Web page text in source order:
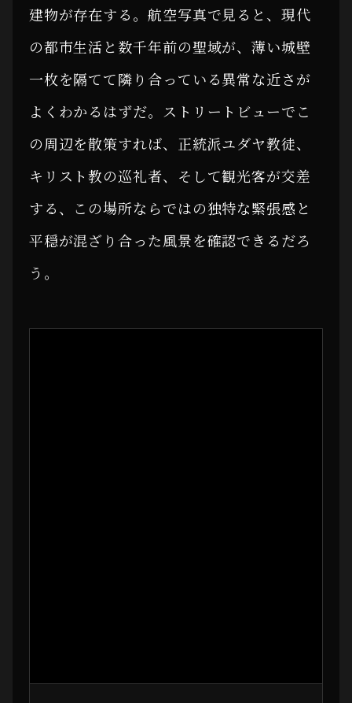
建物が存在する。航空写真で見ると、現代
の都市生活と数千年前の聖域が、薄い城壁
一枚を隔てて隣り合っている異常な近さが
よくわかるはずだ。ストリートビューでこ
の周辺を散策すれば、正統派ユダヤ教徒、
キリスト教の巡礼者、そして観光客が交差
する、この場所ならではの独特な緊張感と
平穏が混ざり合った風景を確認できるだろ
う。